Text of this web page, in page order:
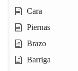
Cara
Piernas
Brazo
Barriga